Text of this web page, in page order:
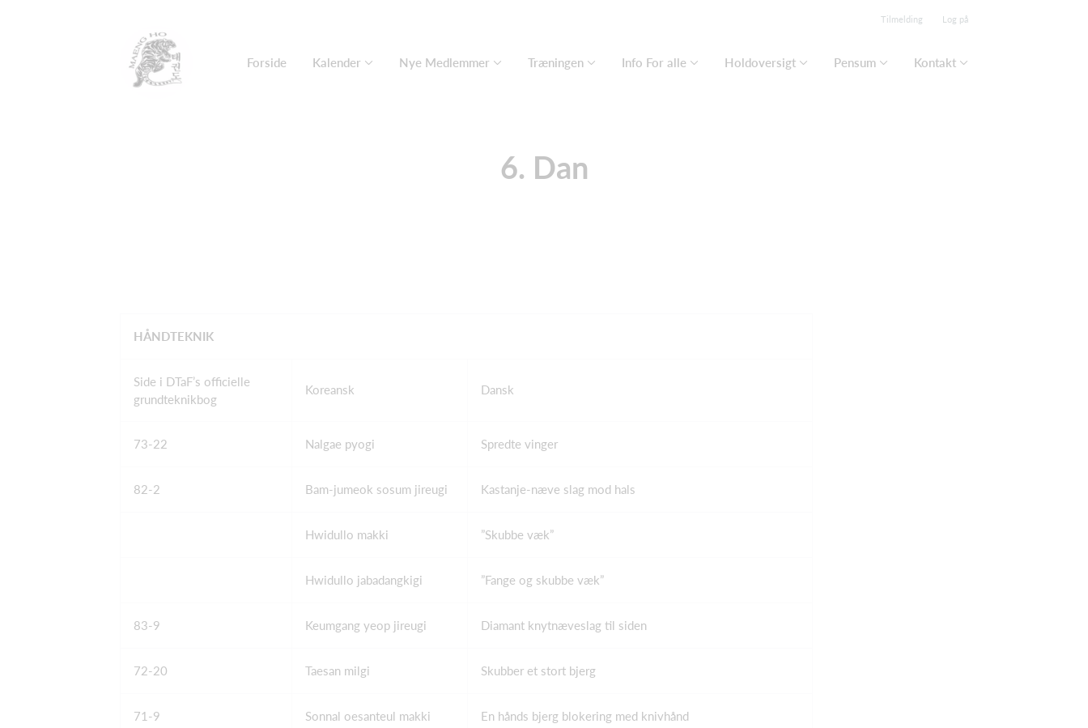
Tilmelding Log på
Forside Kalender Nye Medlemmer Træningen Info For alle Holdoversigt Pensum Kontakt
6. Dan
HÅNDTEKNIK
Side i DTaF’s officielle
grundteknikbog
Koreansk Dansk
73-22 Nalgae pyogi Spredte vinger
82-2 Bam-jumeok sosum jireugi Kastanje-næve slag mod hals
Hwidullo makki ”Skubbe væk”
Hwidullo jabadangkigi ”Fange og skubbe væk”
83-9 Keumgang yeop jireugi Diamant knytnæveslag til siden
72-20 Taesan milgi Skubber et stort bjerg
71-9 Sonnal oesanteul makki En hånds bjerg blokering med knivhånd